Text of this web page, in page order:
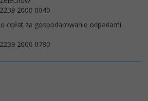
2000 0040
opłat za gospodarowanie odpadami
2000 0780